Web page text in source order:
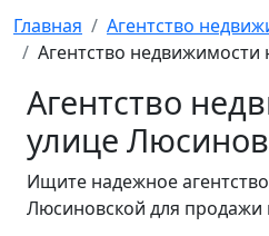
Главная
Агентство
Агентство недвижимости
Агентство
улице
Ищите надежное
Люсиновской для продажи